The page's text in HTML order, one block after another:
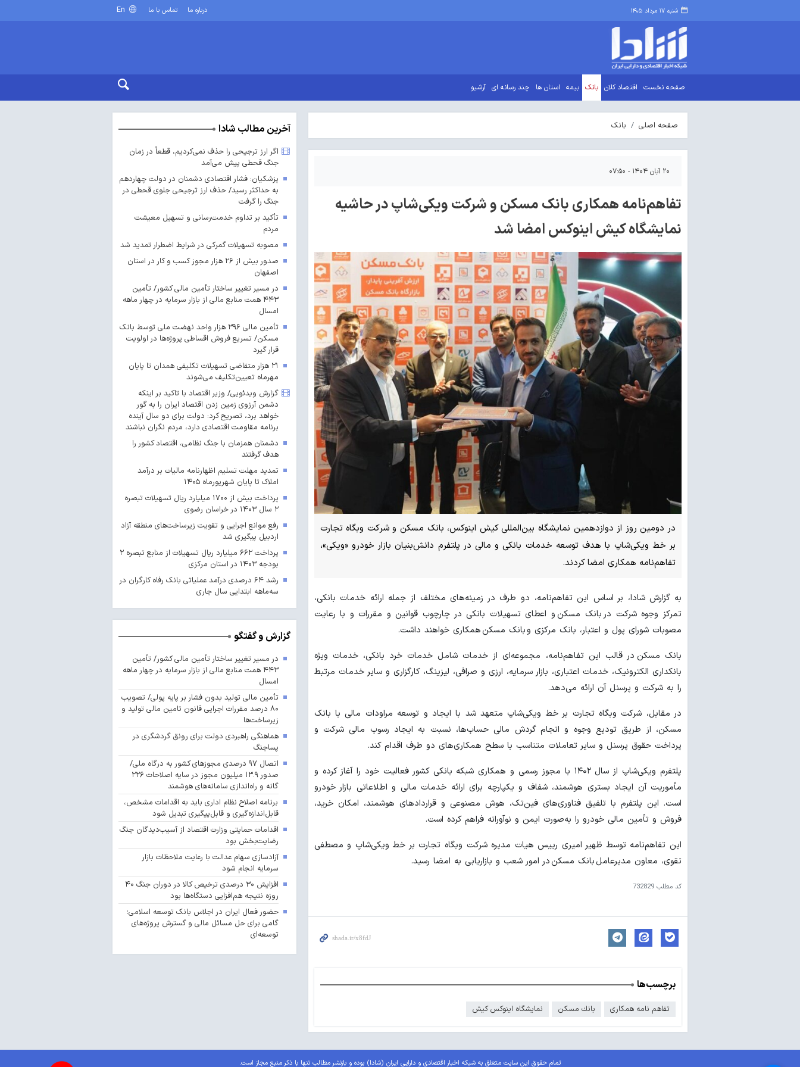
شنبه ۱۷ مرداد ۱۴۰۵ درباره ما تماس با ما
صفحه نخست اقتصاد کلان بانک بیمه استان ها چند رسانه ای آرشیو
صفحه اصلی بانک
۲۰ آبان ۱۴۰۴ - ۰۷:۵۰
تفاهم‌نامه همکاری بانک مسکن و شرکت ویکی‌شاپ در حاشیه
نمایشگاه کیش اینوکس امضا شد
در دومین روز از دوازدهمین نمایشگاه بین‌المللی کیش اینوکس، بانک مسکن و شرکت وبگاه تجارت
بر خط ویکی‌شاپ با هدف توسعه خدمات بانکی و مالی در پلتفرم دانش‌بنیان بازار خودرو «ویکی»،
تفاهم‌نامه همکاری امضا کردند.
به گزارش شادا، بر اساس این تفاهم‌نامه، دو طرف در زمینه‌های مختلف از جمله ارائه خدمات بانکی،
تمرکز وجوه شرکت در بانک مسکن و اعطای تسهیلات بانکی در چارچوب قوانین و مقررات و با رعایت
مصوبات شورای پول و اعتبار، بانک مرکزی و بانک مسکن همکاری خواهند داشت.
بانک مسکن در قالب این تفاهم‌نامه، مجموعه‌ای از خدمات شامل خدمات خرد بانکی، خدمات ویژه
بانکداری الکترونیک، خدمات اعتباری، بازار سرمایه، ارزی و صرافی، لیزینگ، کارگزاری و سایر خدمات مرتبط
را به شرکت و پرسنل آن ارائه می‌دهد.
در مقابل، شرکت وبگاه تجارت بر خط ویکی‌شاپ متعهد شد با ایجاد و توسعه مراودات مالی با بانک
مسکن، از طریق تودیع وجوه و انجام گردش مالی حساب‌ها، نسبت به ایجاد رسوب مالی شرکت‌ و
پرداخت حقوق پرسنل و سایر تعاملات متناسب با سطح همکاری‌های دو طرف اقدام کند.
پلتفرم ویکی‌شاپ از سال ۱۴۰۲ با مجوز رسمی و همکاری شبکه بانکی کشور فعالیت خود را آغاز کرده و
مأموریت آن ایجاد بستری هوشمند، شفاف و یکپارچه برای ارائه خدمات مالی و اطلاعاتی بازار خودرو
است. این پلتفرم با تلفیق فناوری‌های فین‌تک، هوش مصنوعی و قراردادهای هوشمند، امکان خرید،
فروش و تأمین مالی خودرو را به‌صورت ایمن و نوآورانه فراهم کرده است.
این تفاهم‌نامه توسط ظهیر امیری رییس هیات مدیره شرکت وبگاه تجارت بر خط ویکی‌شاپ و مصطفی
تقوی، معاون مدیرعامل بانک مسکن در امور شعب و بازاریابی به امضا رسید.
کد مطلب 732829
برچسب‌ها
تفاهم نامه همکاری بانك مسكن نمایشگاه اینوکس کیش
آخرین مطالب شادا
اگر ارز ترجیحی را حذف نمی‌کردیم، قطعاً در زمان
جنگ قحطی پیش می‌آمد
پزشکیان: فشار اقتصادی دشمنان در دولت چهاردهم
به حداکثر رسید/ حذف ارز ترجیحی جلوی قحطی در
جنگ را گرفت
تأکید بر تداوم خدمت‌رسانی و تسهیل معیشت
مردم
مصوبه تسهیلات گمرکی در شرایط اضطرار تمدید شد
صدور بیش از ۲۶ هزار مجوز کسب‌ و کار در استان
اصفهان
در مسیر تغییر ساختار تأمین مالی کشور/ تأمین
۴۴۳ همت منابع مالی از بازار سرمایه در چهار ماهه
امسال
تأمین مالی ۳۹۶ هزار واحد نهضت ملی توسط بانک
مسکن/ تسریع فروش اقساطی پروژه‌ها در اولویت
قرار گیرد
۲۱ هزار متقاضی تسهیلات تکلیفی همدان تا پایان
مهرماه تعیین‌تکلیف می‌شوند
گزارش ویدئویی/ وزیر اقتصاد با تاکید بر اینکه
دشمن آرزوی زمین زدن اقتصاد ایران را به گور
خواهد برد، تصریح کرد: دولت برای دو سال آینده
برنامه مقاومت اقتصادی دارد، مردم نگران نباشند
دشمنان همزمان با جنگ نظامی، اقتصاد کشور را
هدف گرفتند
تمدید مهلت تسلیم اظهارنامه مالیات بر درآمد
املاک تا پایان شهریورماه ۱۴۰۵
پرداخت بیش از ۱۷۰۰ میلیارد ریال تسهیلات تبصره
۲ سال ۱۴۰۳ در خراسان رضوی
رفع موانع اجرایی و تقویت زیرساخت‌های منطقه آزاد
اردبیل پیگیری شد
پرداخت ۶۶۲ میلیارد ریال تسهیلات از منابع تبصره ۲
بودجه ۱۴۰۳ در استان مرکزی
رشد ۶۴ درصدی درآمد عملیاتی بانک رفاه کارگران در
سه‌ماهه ابتدایی سال جاری
گزارش و گفتگو
در مسیر تغییر ساختار تأمین مالی کشور/ تأمین
۴۴۳ همت منابع مالی از بازار سرمایه در چهار ماهه
امسال
تأمین مالی تولید بدون فشار بر پایه پولی/ تصویب
۸۰ درصد مقررات اجرایی قانون تامین مالی تولید و
زیرساخت‌ها
هماهنگی راهبردی دولت برای رونق گردشگری در
پساجنگ
اتصال ۹۷ درصدی مجوزهای کشور به درگاه ملی/
صدور ۱۳.۹ میلیون مجوز در سایه اصلاحات ۲۲۶
گانه و راه‌اندازی سامانه‌های هوشمند
برنامه اصلاح نظام اداری باید به اقدامات مشخص،
قابل‌اندازه‌گیری و قابل‌پیگیری تبدیل شود
اقدامات حمایتی وزارت اقتصاد از آسیب‌دیدگان جنگ
رضایت‌بخش بود
آزادسازی سهام عدالت با رعایت ملاحظات بازار
سرمایه انجام شود
افزایش ۳۰ درصدی ترخیص کالا در دوران جنگ ۴۰
روزه نتیجه هم‌افزایی دستگاه‌ها بود
حضور فعال ایران در اجلاس بانک توسعه اسلامی؛
گامی برای حل مسائل مالی و گسترش پروژه‌های
توسعه‌ای
تمام حقوق این سایت متعلق به شبکه اخبار اقتصادی و دارایی ایران (شادا) بوده و بازنشر مطالب تنها با ذکر منبع مجاز است.